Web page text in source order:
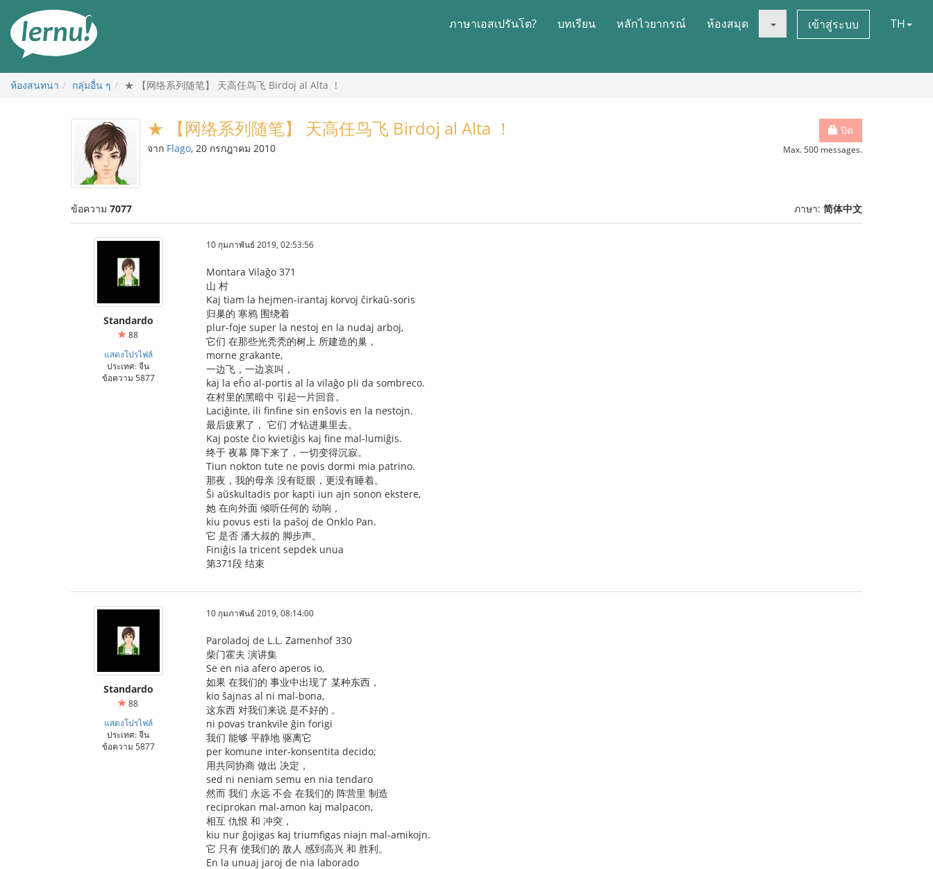
สารบัญ
ภาษาเอสเปรันโต? บทเรียน หลักไวยากรณ์ ห้องสมุด เข้าสู่ระบบ TH
ห้องสนทนา กลุ่มอื่น ๆ ★ 【网络系列随笔】 天高任鸟飞 Birdoj al Alta ！
ปิด
Max. 500 messages.
★ 【网络系列随笔】 天高任鸟飞 Birdoj al Alta ！
จาก Flago, 20 กรกฎาคม 2010
ข้อความ 7077 ภาษา: 简体中文
Standardo
88
แสดงโปรไฟล์
ประเทศ: จีน
ข้อความ 5877
10 กุมภาพันธ์ 2019, 02:53:56
Montara Vilaĝo 371
山 村
Kaj tiam la hejmen-irantaj korvoj ĉirkaŭ-soris
归巢的 寒鸦 围绕着
plur-foje super la nestoj en la nudaj arboj,
它们 在那些光秃秃的树上 所建造的巢，
morne grakante,
一边飞，一边哀叫，
kaj la eĥo al-portis al la vilaĝo pli da sombreco.
在村里的黑暗中 引起一片回音。
Laciĝinte, ili finfine sin enŝovis en la nestojn.
最后疲累了， 它们 才钻进巢里去。
Kaj poste ĉio kvietiĝis kaj fine mal-lumiĝis.
终于 夜幕 降下来了，一切变得沉寂。
Tiun nokton tute ne povis dormi mia patrino.
那夜，我的母亲 没有眨眼，更没有睡着。
Ŝi aŭskultadis por kapti iun ajn sonon ekstere,
她 在向外面 倾听任何的 动响，
kiu povus esti la paŝoj de Onklo Pan.
它 是否 潘大叔的 脚步声。
Finiĝis la tricent sepdek unua
第371段 结束
Standardo
88
แสดงโปรไฟล์
ประเทศ: จีน
ข้อความ 5877
10 กุมภาพันธ์ 2019, 08:14:00
Paroladoj de L.L. Zamenhof 330
柴门霍夫 演讲集
Se en nia afero aperos io,
如果 在我们的 事业中出现了 某种东西，
kio ŝajnas al ni mal-bona,
这东西 对我们来说 是不好的 。
ni povas trankvile ĝin forigi
我们 能够 平静地 驱离它
per komune inter-konsentita decido;
用共同协商 做出 决定，
sed ni neniam semu en nia tendaro
然而 我们 永远 不会 在我们的 阵营里 制造
reciprokan mal-amon kaj malpacon,
相互 仇恨 和 冲突，
kiu nur ĝojigas kaj triumfigas niajn mal-amikojn.
它 只有 使我们的 敌人 感到高兴 和 胜利。
En la unuaj jaroj de nia laborado